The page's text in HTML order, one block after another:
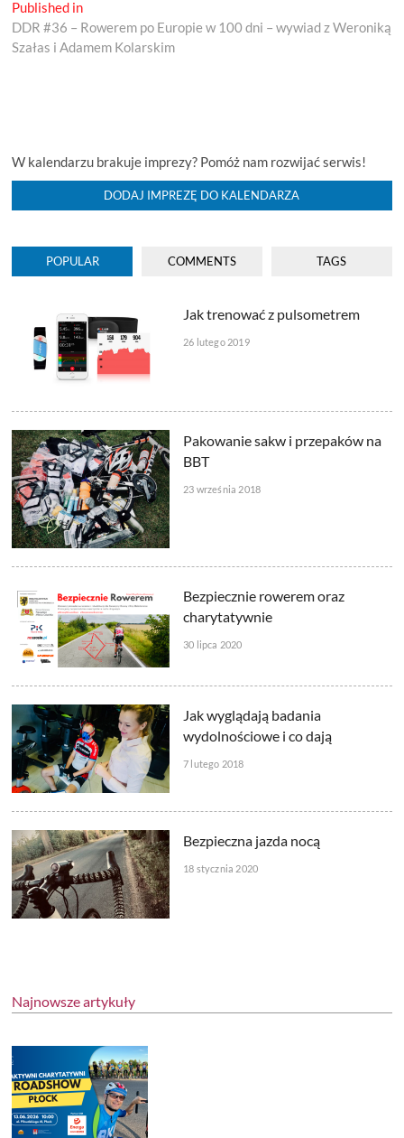
Nawigacja
wpisu
Published in
DDR #36 – Rowerem po Europie w 100 dni – wywiad z Weroniką
Szałas i Adamem Kolarskim
W kalendarzu brakuje imprezy? Pomóż nam rozwijać serwis!
DODAJ IMPREZĘ DO KALENDARZA
POPULAR COMMENTS TAGS
Jak trenować z pulsometrem
26 lutego 2019
Pakowanie sakw i przepaków na
BBT
23 września 2018
Bezpiecznie rowerem oraz
charytatywnie
30 lipca 2020
Jak wyglądają badania
wydolnościowe i co dają
7 lutego 2018
Bezpieczna jazda nocą
18 stycznia 2020
Najnowsze artykuły